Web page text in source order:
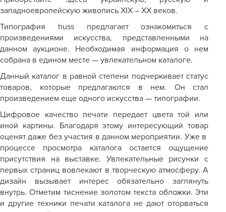
западноевропейскую живопись XIX – XX веков.
Типография huss предлагает ознакомиться с
произведениями искусства, представленными на
данном аукционе. Необходимая информация о нем
собрана в едином месте — увлекательном каталоге.
Данный каталог в равной степени подчеркивает статус
товаров, которые предлагаются в нем. Он стал
произведением еще одного искусства — типографии.
Цифровое качество печати передает цвета той или
иной картины. Благодаря этому интересующий товар
оценят даже без участия в данном мероприятии. Уже в
процессе просмотра каталога остается ощущение
присутствия на выставке. Увлекательные рисунки с
первых страниц вовлекают в творческую атмосферу. А
дизайн вызывает интерес обязательно заглянуть
внутрь. Отметим тиснение золотом текста обложки. Эти
и другие техники печати каталога не дают оторваться